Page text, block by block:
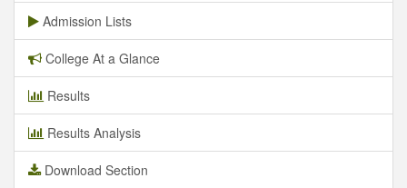
Admission Lists
College At a Glance
Results
Results Analysis
Download Section